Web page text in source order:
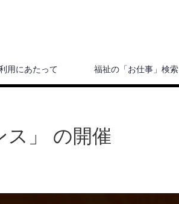
用にあたって 福祉の「お仕事」検索
ス」 の開催